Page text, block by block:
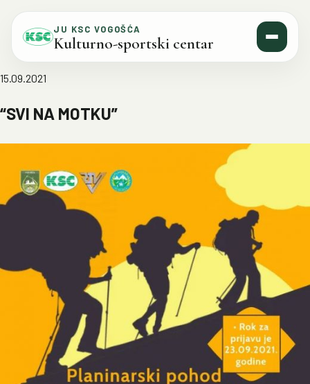
JU KSC VOGOŠĆA
Kulturno-sportski centar
15.09.2021
“SVI NA MOTKU”